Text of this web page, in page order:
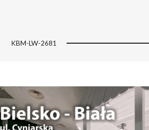
KBM-LW-2681